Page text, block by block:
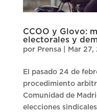
CCOO y Glovo:
electorales y
por Prensa| Mar 27,
El pasado 24 de
procedimiento
Comunidad de
elecciones